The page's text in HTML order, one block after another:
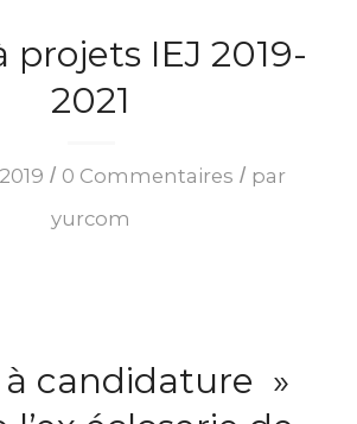
projets IEJ 2019-
2021
/ 0 Commentaires / par
yurcom
candidature »